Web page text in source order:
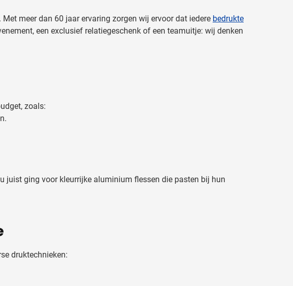
meer dan 60 jaar ervaring zorgen wij ervoor dat iedere bedrukte
een exclusief relatiegeschenk of een teamuitje: wij denken
zoals:
juist ging voor kleurrijke aluminium flessen die pasten bij hun
druktechnieken: